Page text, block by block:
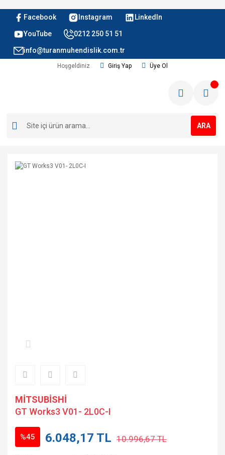
Facebook Instagram LinkedIn
YouTube 0212 250 51 51
info@turanmuhendislik.com.tr
Hoşgeldiniz Giriş Yap Üye Ol
ARA
MİTSUBİSHİ
GT Works3 V01- 2L0C-I
%45 6.048,17 TL 10.996,67 TL